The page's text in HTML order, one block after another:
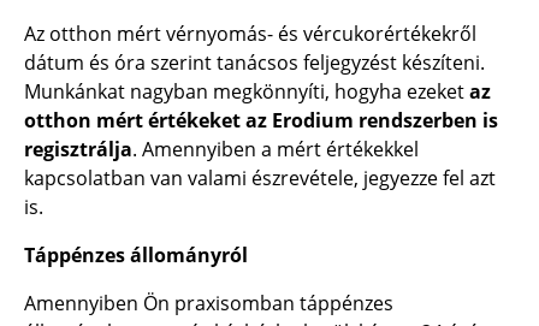
Az otthon mért vérnyomás- és vércukorértékekről
dátum és óra szerint tanácsos feljegyzést készíteni.
Munkánkat nagyban megkönnyíti, hogyha ezeketaz
otthon mért értékeket az Erodium rendszerben is
regisztrálja. Amennyiben a mért értékekkel
kapcsolatban van valami észrevétele, jegyezze fel azt
is.
Táppénzes állományról
Amennyiben Ön praxisomban táppénzes